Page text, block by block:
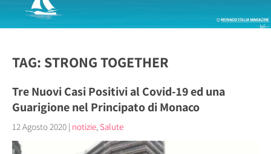
TAG: STRONG TOGETHER
Tre Nuovi Casi Positivi al Covid-19 ed una
Guarigione nel Principato di Monaco
12 Agosto 2020 | notizie, Salute